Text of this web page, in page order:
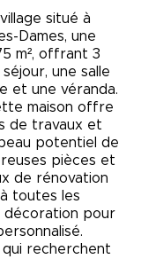
situé à
Dames, une
m², offrant 3
une salle
et une véranda.
maison offre
de travaux et
potentiel de
pièces et
de rénovation
toutes les
décoration pour
recherchent